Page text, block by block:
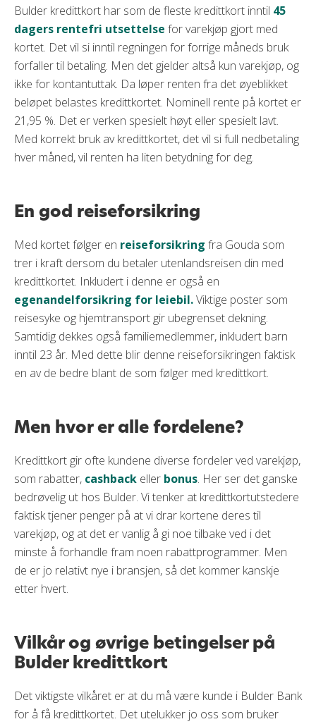
Bulder kredittkort har som de fleste kredittkort inntil 45
dagers rentefri utsettelse for varekjøp gjort med
kortet. Det vil si inntil regningen for forrige måneds bruk
forfaller til betaling. Men det gjelder altså kun varekjøp, og
ikke for kontantuttak. Da løper renten fra det øyeblikket
beløpet belastes kredittkortet. Nominell rente på kortet er
21,95 %. Det er verken spesielt høyt eller spesielt lavt.
Med korrekt bruk av kredittkortet, det vil si full nedbetaling
hver måned, vil renten ha liten betydning for deg.
En god reiseforsikring
Med kortet følger en reiseforsikring fra Gouda som
trer i kraft dersom du betaler utenlandsreisen din med
kredittkortet. Inkludert i denne er også en
egenandelforsikring for leiebil.Viktige poster som
reisesyke og hjemtransport gir ubegrenset dekning.
Samtidig dekkes også familiemedlemmer, inkludert barn
inntil 23 år. Med dette blir denne reiseforsikringen faktisk
en av de bedre blant de som følger med kredittkort.
Men hvor er alle fordelene?
Kredittkort gir ofte kundene diverse fordeler ved varekjøp,
som rabatter, cashback eller bonus. Her ser det ganske
bedrøvelig ut hos Bulder. Vi tenker at kredittkortutstedere
faktisk tjener penger på at vi drar kortene deres til
varekjøp, og at det er vanlig å gi noe tilbake ved i det
minste å forhandle fram noen rabattprogrammer. Men
de er jo relativt nye i bransjen, så det kommer kanskje
etter hvert.
Vilkår og øvrige betingelser på
Bulder kredittkort
Det viktigste vilkåret er at du må være kunde i Bulder Bank
for å få kredittkortet. Det utelukker jo oss som bruker